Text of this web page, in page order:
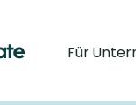
Für